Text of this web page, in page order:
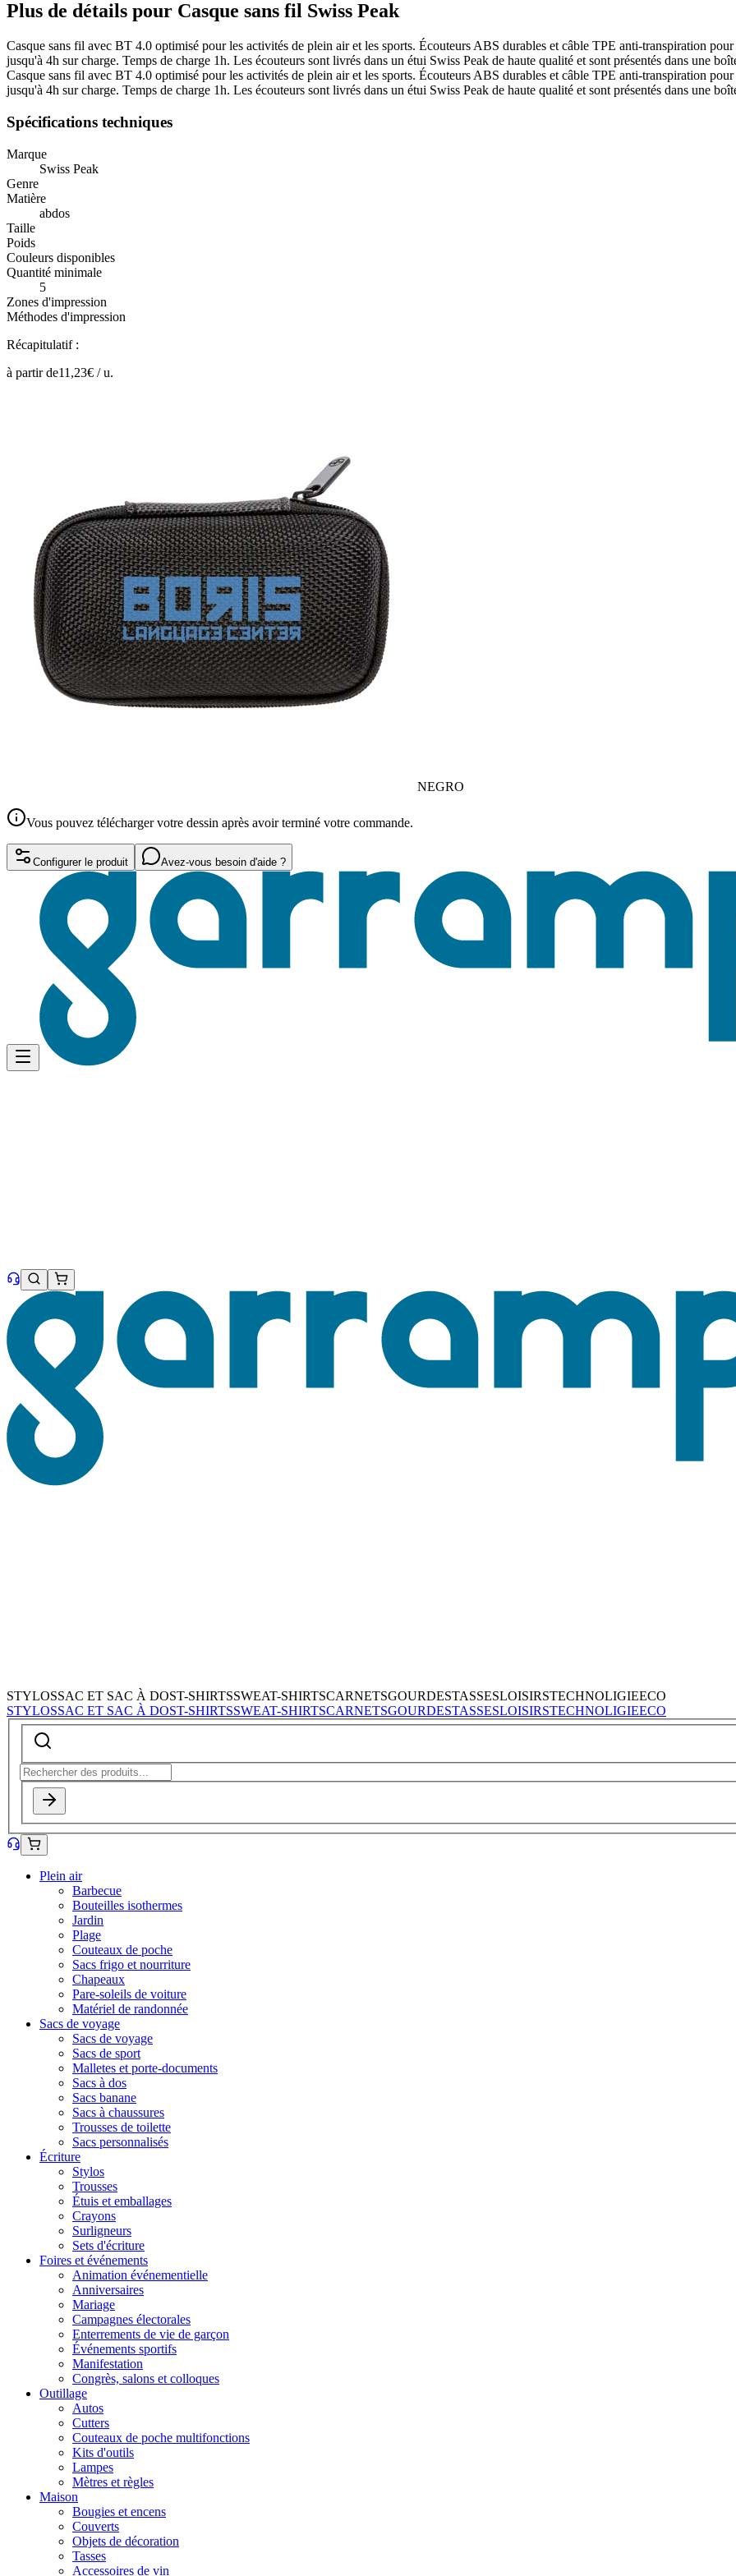
Plus de détails pour Casque sans fil Swiss Peak
Casque sans fil avec BT 4.0 optimisé pour les activités de plein air et les sports. Écouteurs ABS durables et câble TPE anti-transpiration
jusqu'à 4h sur charge. Temps de charge 1h. Les écouteurs sont livrés dans un étui Swiss Peak de haute qualité et sont présentés dans une
Casque sans fil avec BT 4.0 optimisé pour les activités de plein air et les sports. Écouteurs ABS durables et câble TPE anti-transpiration
jusqu'à 4h sur charge. Temps de charge 1h. Les écouteurs sont livrés dans un étui Swiss Peak de haute qualité et sont présentés dans une
Spécifications techniques
Marque
Swiss Peak
Genre
Matière
abdos
Taille
Poids
Couleurs disponibles
Quantité minimale
5
Zones d'impression
Méthodes d'impression
Récapitulatif :
à partir de11,23€ /u.
NEGRO
Vous pouvez télécharger votre dessin après avoir terminé votre commande.
Configurer le produit Avez-vous besoin d'aide ?
STYLOSSAC ET SAC À DOST-SHIRTSSWEAT-SHIRTSCARNETSGOURDESTASSESLOISIRSTECHNOLIGIEECO
STYLOSSAC ET SAC À DOST-SHIRTSSWEAT-SHIRTSCARNETSGOURDESTASSESLOISIRSTECHNOLIGIEECO
Plein air
Barbecue
Bouteilles isothermes
Jardin
Plage
Couteaux de poche
Sacs frigo et nourriture
Chapeaux
Pare-soleils de voiture
Matériel de randonnée
Sacs de voyage
Sacs de voyage
Sacs de sport
Malletes et porte-documents
Sacs à dos
Sacs banane
Sacs à chaussures
Trousses de toilette
Sacs personnalisés
Écriture
Stylos
Trousses
Étuis et emballages
Crayons
Surligneurs
Sets d'écriture
Foires et événements
Animation événementielle
Anniversaires
Mariage
Campagnes électorales
Enterrements de vie de garçon
Événements sportifs
Manifestation
Congrès, salons et colloques
Outillage
Autos
Cutters
Couteaux de poche multifonctions
Kits d'outils
Lampes
Mètres et règles
Maison
Bougies et encens
Couverts
Objets de décoration
Tasses
Accessoires de vin